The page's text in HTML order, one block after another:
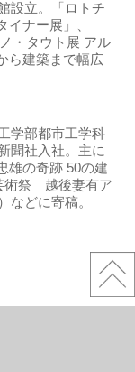
設立。「ロトチ
イナー展」、
・タウト展 アル
ら建築まで幅広
学部都市工学科
聞社入社。主に
雄の奇跡 50の建
術祭 越後妻有ア
などに寄稿。